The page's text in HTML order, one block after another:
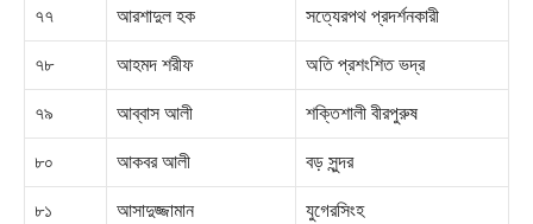
৭৭ আরশাদুল হক সত্যেরপথ প্রদর্শনকারী
৭৮ আহমদ শরীফ অতি প্রশংশিত ভদ্র
৭৯ আব্বাস আলী শক্তিশালী বীরপুরুষ
৮০ আকবর আলী বড় সুন্দর
৮১ আসাদুজ্জামান যুগেরসিংহ